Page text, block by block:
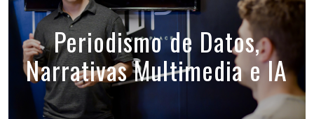
Periodismo de Datos,
Narrativas Multimedia e IA